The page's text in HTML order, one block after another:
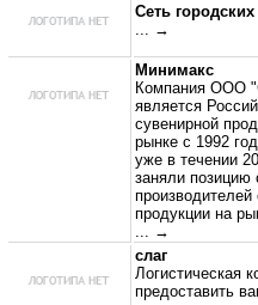
Сеть
... →
Минимакс
Компания ООО
является
сувенирной
рынке с 1992
уже в течении
заняли позицию
производителей
продукции на
... →
слаг
Логистическая
предоставить